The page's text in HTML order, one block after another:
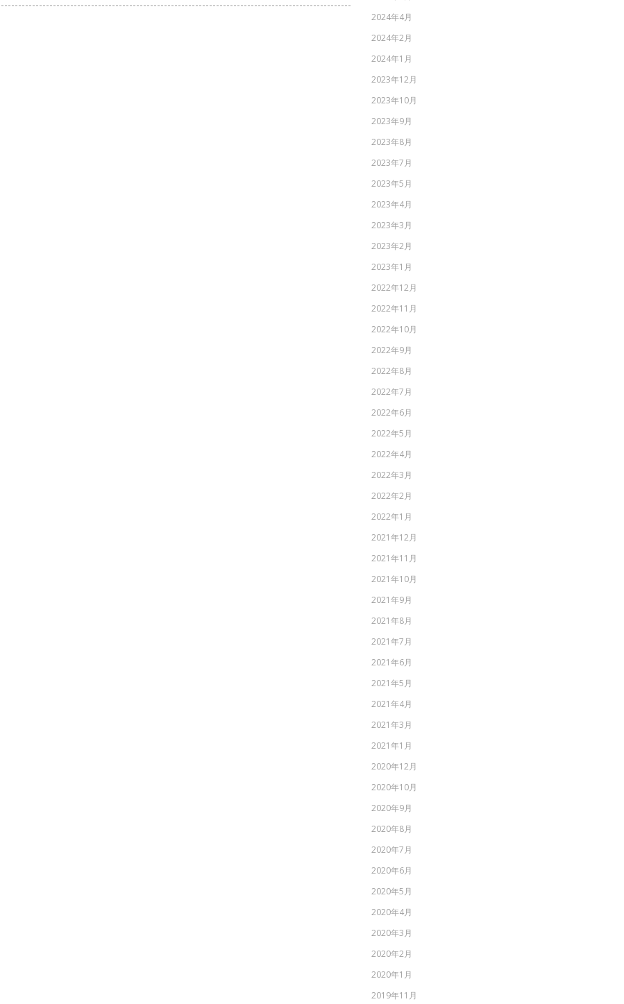
2024年4月
2024年2月
2024年1月
2023年12月
2023年10月
2023年9月
2023年8月
2023年7月
2023年5月
2023年4月
2023年3月
2023年2月
2023年1月
2022年12月
2022年11月
2022年10月
2022年9月
2022年8月
2022年7月
2022年6月
2022年5月
2022年4月
2022年3月
2022年2月
2022年1月
2021年12月
2021年11月
2021年10月
2021年9月
2021年8月
2021年7月
2021年6月
2021年5月
2021年4月
2021年3月
2021年1月
2020年12月
2020年10月
2020年9月
2020年8月
2020年7月
2020年6月
2020年5月
2020年4月
2020年3月
2020年2月
2020年1月
2019年11月